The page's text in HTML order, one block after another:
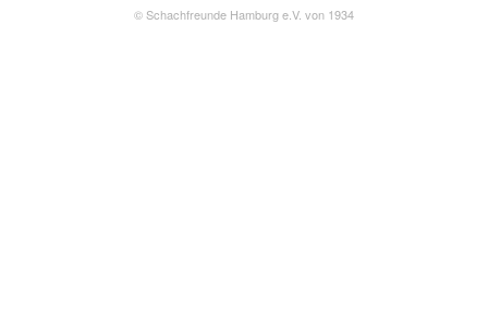
©Schachfreunde Hamburg e.V. von 1934